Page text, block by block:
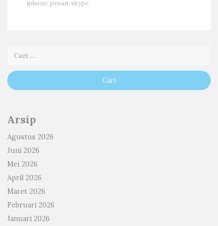
iphone, pesan, skype
Arsip
Agustus 2026
Juni 2026
Mei 2026
April 2026
Maret 2026
Februari 2026
Januari 2026